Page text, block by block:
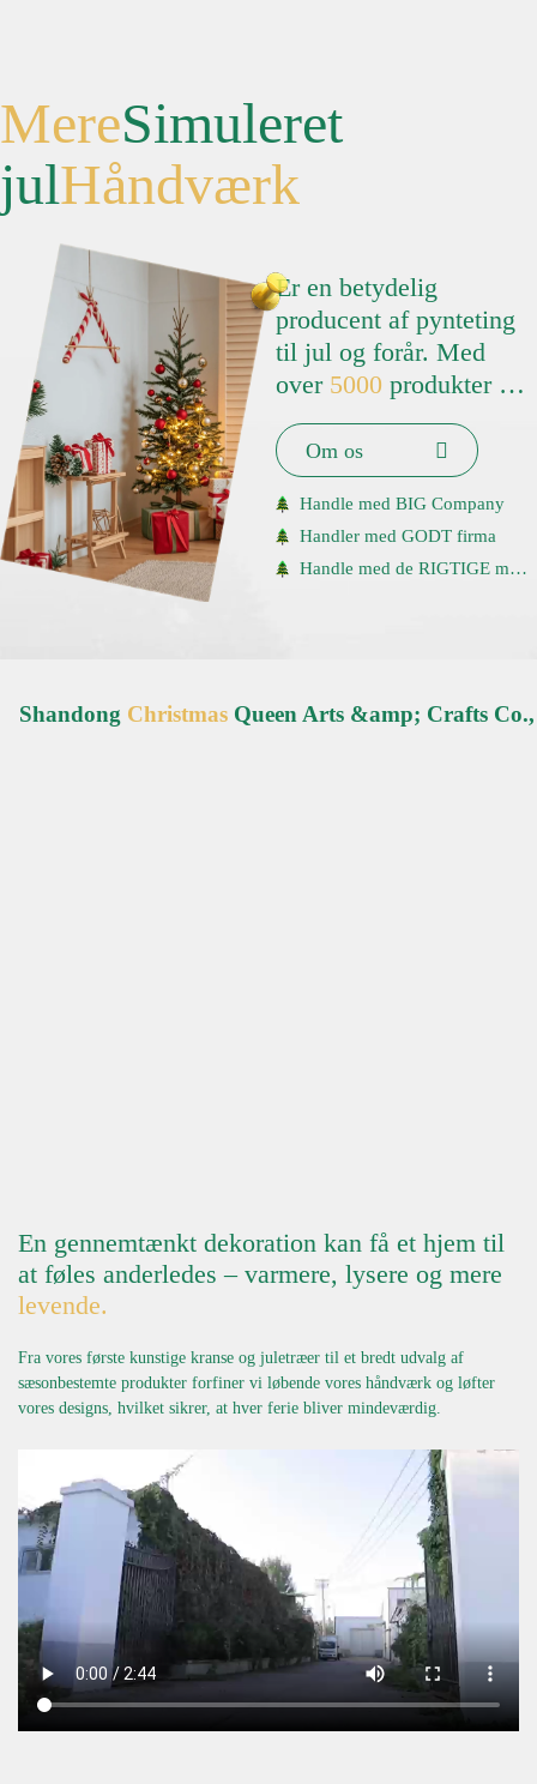
MereSimuleret
julHåndværk
Er en betydelig
producent af pynteting
til jul og forår. Med
over 5000 produkter og
salg til mere end
lande er vores
tilstedeværelse meget
fremtrædende.
Om os
Handle med BIG Company
Handler med GODT firma
Handle med de RIGTIGE mennesker
Shandong Christmas Queen Arts &amp; Crafts
En gennemtænkt dekoration kan få et hjem til
at føles anderledes – varmere, lysere og mere
levende.
Fra vores første kunstige kranse og juletræer til et bredt udvalg af
sæsonbestemte produkter forfiner vi løbende vores håndværk og løfter
vores designs, hvilket sikrer, at hver ferie bliver mindeværdig.